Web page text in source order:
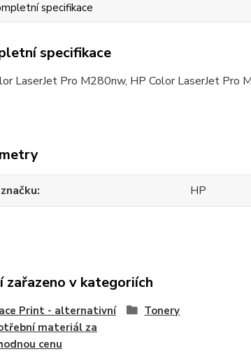
specifikace
specifikace
LaserJet Pro M280nw, HP Color LaserJet Pro
HP
zařazeno v kategoriích
Print - alternativní
materiál za
cenu
Tonery